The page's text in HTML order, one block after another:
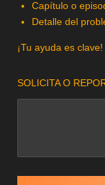
Capítulo o
Detalle del
¡Tu ayuda es clave!
SOLICITA O